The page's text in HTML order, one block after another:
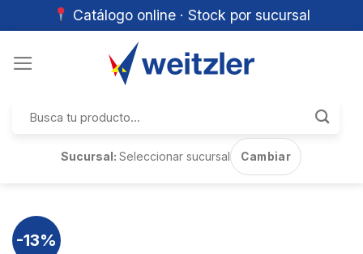
Catálogo online · Stock por sucursal
por:
Sucursal:Seleccionar sucursal Cambiar
-13%